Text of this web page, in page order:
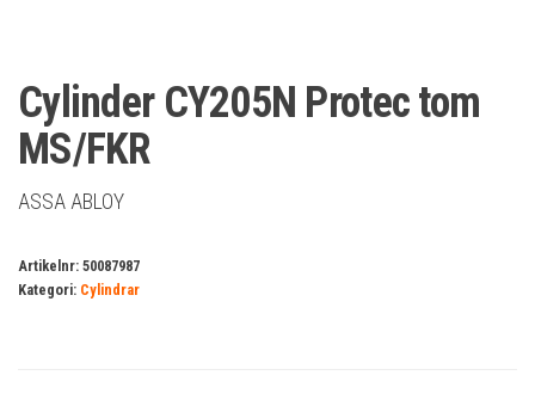
Cylinder CY205N Protec tom
MS/FKR
ASSA ABLOY
Artikelnr: 50087987
Kategori: Cylindrar